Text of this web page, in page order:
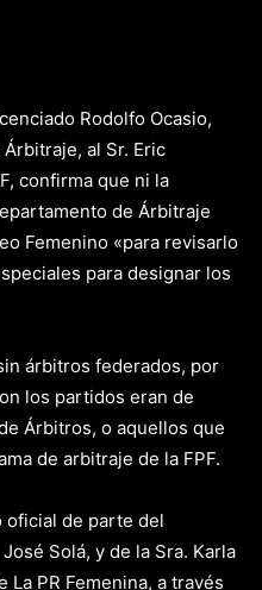
Rodolfo Ocasio,
al Sr. Eric
confirma que ni la
de Árbitraje
Femenino «para revisarlo
para designar los
árbitros federados, por
los partidos eran de
Árbitros, o aquellos que
de arbitraje de la FPF.
oficial de parte del
Solá, y de la Sra. Karla
PR Femenina, a través